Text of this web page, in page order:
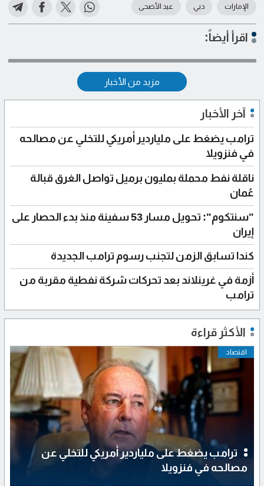
الإمارات دبي عيد الأضحى
اقرأ أيضاً:
مزيد من الأخبار
آخر الأخبار
ترامب يضغط على ملياردير أمريكي للتخلي عن مصالحه
في فنزويلا
ناقلة نفط محملة بمليون برميل تواصل الغرق قبالة
عُمان
"سنتكوم": تحويل مسار 53 سفينة منذ بدء الحصار على
إيران
كندا تسابق الزمن لتجنب رسوم ترامب الجديدة
أزمة في غرينلاند بعد تحركات شركة نفطية مقربة من
ترامب
الأكثر قراءة
اقتصاد
ترامب يضغط على ملياردير أمريكي للتخلي عن
مصالحه في فنزويلا